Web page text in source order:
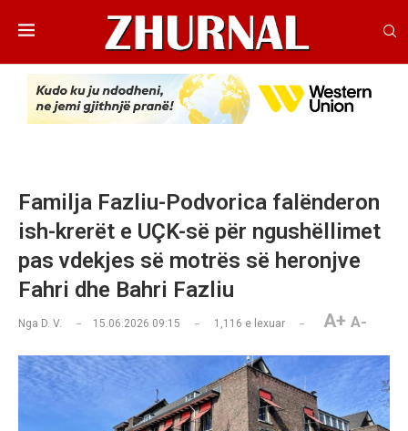
Familja Fazliu-Podvorica falënderon
ish-krerët e UÇK-së për ngushëllimet
pas vdekjes së motrës së heronjve
Fahri dhe Bahri Fazliu
Nga D. V. 15.06.2026 09:15 1,116 e lexuar A+ A-